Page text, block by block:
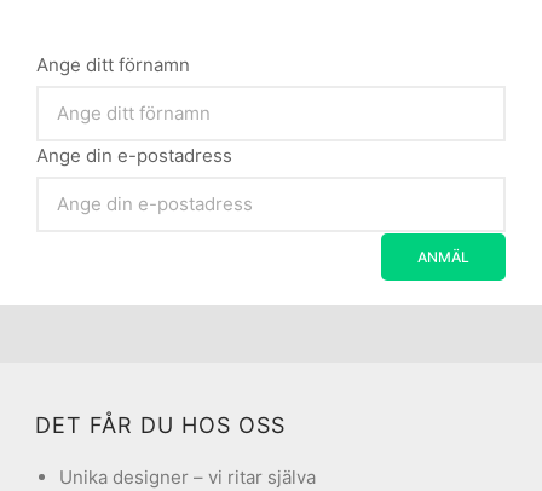
Ange ditt förnamn
Ange din e-postadress
DET FÅR DU HOS OSS
Unika designer – vi ritar själva